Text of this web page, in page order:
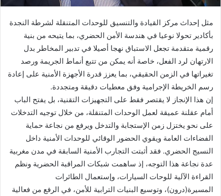
مثل إحداث مركز القيادة والتنسيق للوحدات المتنقلة لشرطة النجدة
بأكادير تحولا نوعيا في هندسة الأمن الحضري، بما يتيحه من بنية
رقمية متقدمة تجعل الاستباق نهجا أصيلا في تدبير المخاطر بدل
الارتهان لرد الفعل، خاصة أنه يمكن من تتبع أنماط الجريمة ورصد
تغيراتها في الزمن الحقيقي، بما يعزز قدرة الأجهزة الأمنية على إعادة
رسم الخريطة الإجرامية وفق معطيات دقيقة ومتجددة.
إن هذا الإنجاز لا يقتصر فقط على التجهيزات التقنية، بل يفتح الباب
أمام عقلنة عميقة لعمل الوحدات المتنقلة، من خلال توجيه التدخلات
على نحو يختزل زمن الإستجابة والتدخل ويرفع من نجاعة حماية
الفضاءات العامة ويقوي الحضور الوقائي للوحدات الأمنية داخل
النسيج الحضري. فقد أثبتت التجارب الأمنية السابقة في مدن مغربية
عدة نجاعة هذا التوجه، إذ ساهمت شبكات المراقبة الحضرية ونظم
القراءة الآلية للوحات السيارات، وإستعمال الطائرات
المسيرة(درون)، وتوسيع البنيات الترابية للأمن، في الرفع من فعالية